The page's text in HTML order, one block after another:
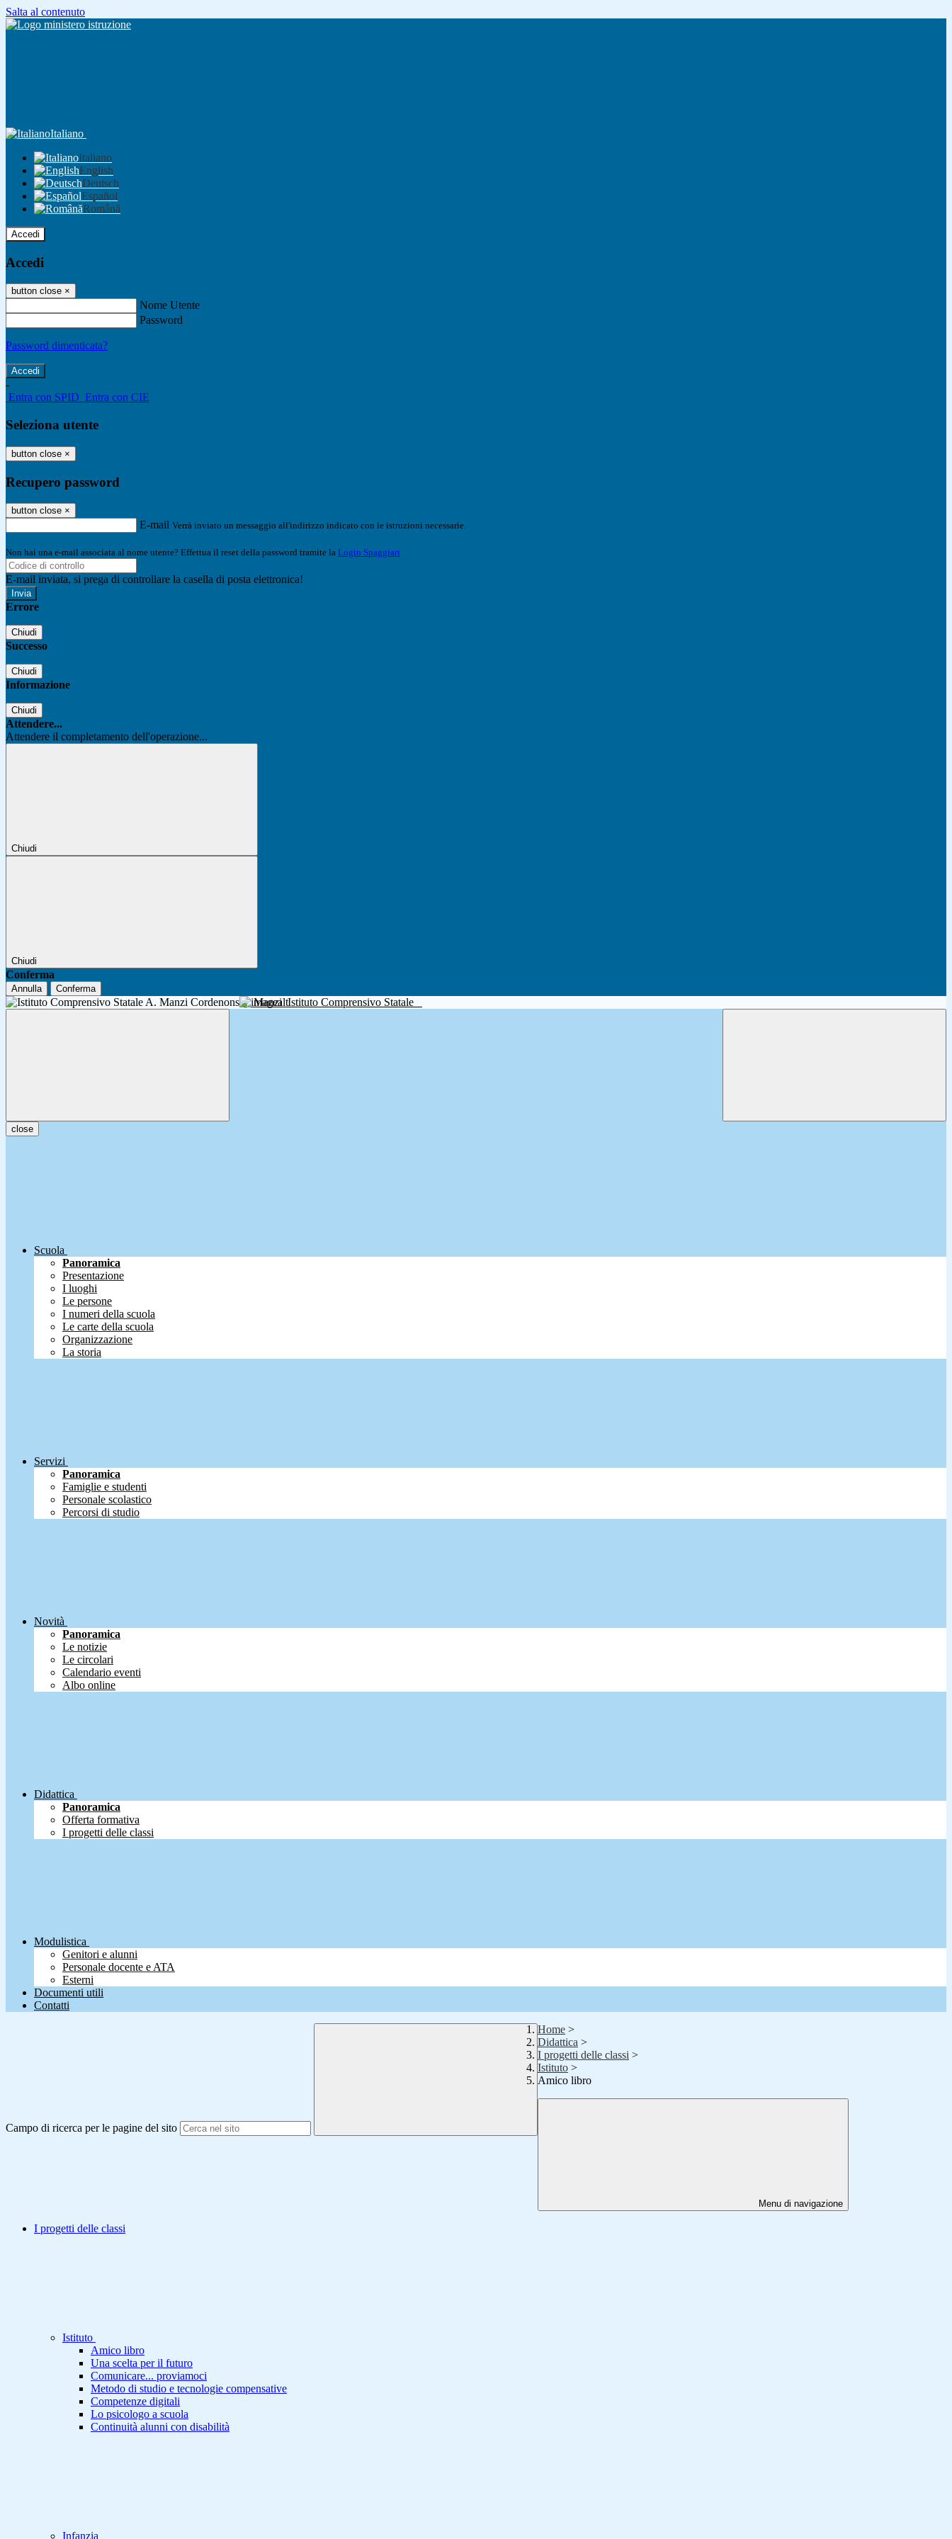
Salta al contenuto
Italiano
Italiano
English
Deutsch
Español
Română
Accedi
Accedi
button close ×
Nome Utente
Password
Password dimenticata?
-
Entra con SPID Entra con CIE
Seleziona utente
button close ×
Recupero password
button close ×
E-mail Verrà inviato un messaggio all'indirizzo indicato con le istruzioni necessarie.
Non hai una e-mail associata al nome utente? Effettua il reset della password tramite la Login Spaggiari
E-mail inviata, si prega di controllare la casella di posta elettronica!
Errore
Chiudi
Successo
Chiudi
Informazione
Chiudi
Attendere...
Attendere il completamento dell'operazione...
Chiudi
Chiudi
Conferma
Annulla Conferma
A. Manzi Istituto Comprensivo Statale
close
Scuola
Panoramica
Presentazione
I luoghi
Le persone
I numeri della scuola
Le carte della scuola
Organizzazione
La storia
Servizi
Panoramica
Famiglie e studenti
Personale scolastico
Percorsi di studio
Novità
Panoramica
Le notizie
Le circolari
Calendario eventi
Albo online
Didattica
Panoramica
Offerta formativa
I progetti delle classi
Modulistica
Genitori e alunni
Personale docente e ATA
Esterni
Documenti utili
Contatti
Campo di ricerca per le pagine del sito
Home >
Didattica >
I progetti delle classi >
Istituto >
Amico libro
Menu di navigazione
I progetti delle classi
Istituto
Amico libro
Una scelta per il futuro
Comunicare... proviamoci
Metodo di studio e tecnologie compensative
Competenze digitali
Lo psicologo a scuola
Continuità alunni con disabilità
Infanzia